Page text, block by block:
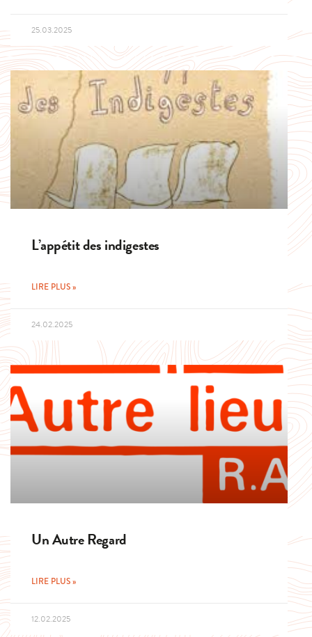
25.03.2025
L’appétit des indigestes
LIRE PLUS »
24.02.2025
Un Autre Regard
LIRE PLUS »
12.02.2025